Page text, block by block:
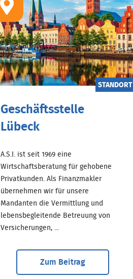
STANDORT
Geschäftsstelle
Lübeck
A.S.I. ist seit 1969 eine
Wirtschaftsberatung für gehobene
Privatkunden. Als Finanzmakler
übernehmen wir für unsere
Mandanten die Vermittlung und
lebensbegleitende Betreuung von
Versicherungen, ...
Zum Beitrag